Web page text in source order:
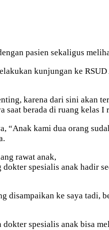
pasien sekaligus
kunjungan ke
karena dari sini akan
saat berada di ruang kelas I
“Anak kami dua orang
rawat anak,
spesialis anak hadir
disampaikan ke saya tadi,
spesialis anak bisa